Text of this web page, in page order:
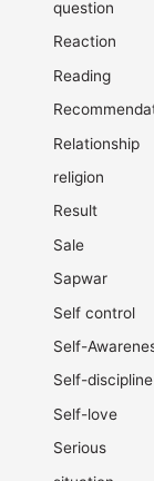
question
Reaction
Reading
Relationship
religion
Result
Sale
Sapwar
Self control
Self-
Self-discipline
Self-love
Serious